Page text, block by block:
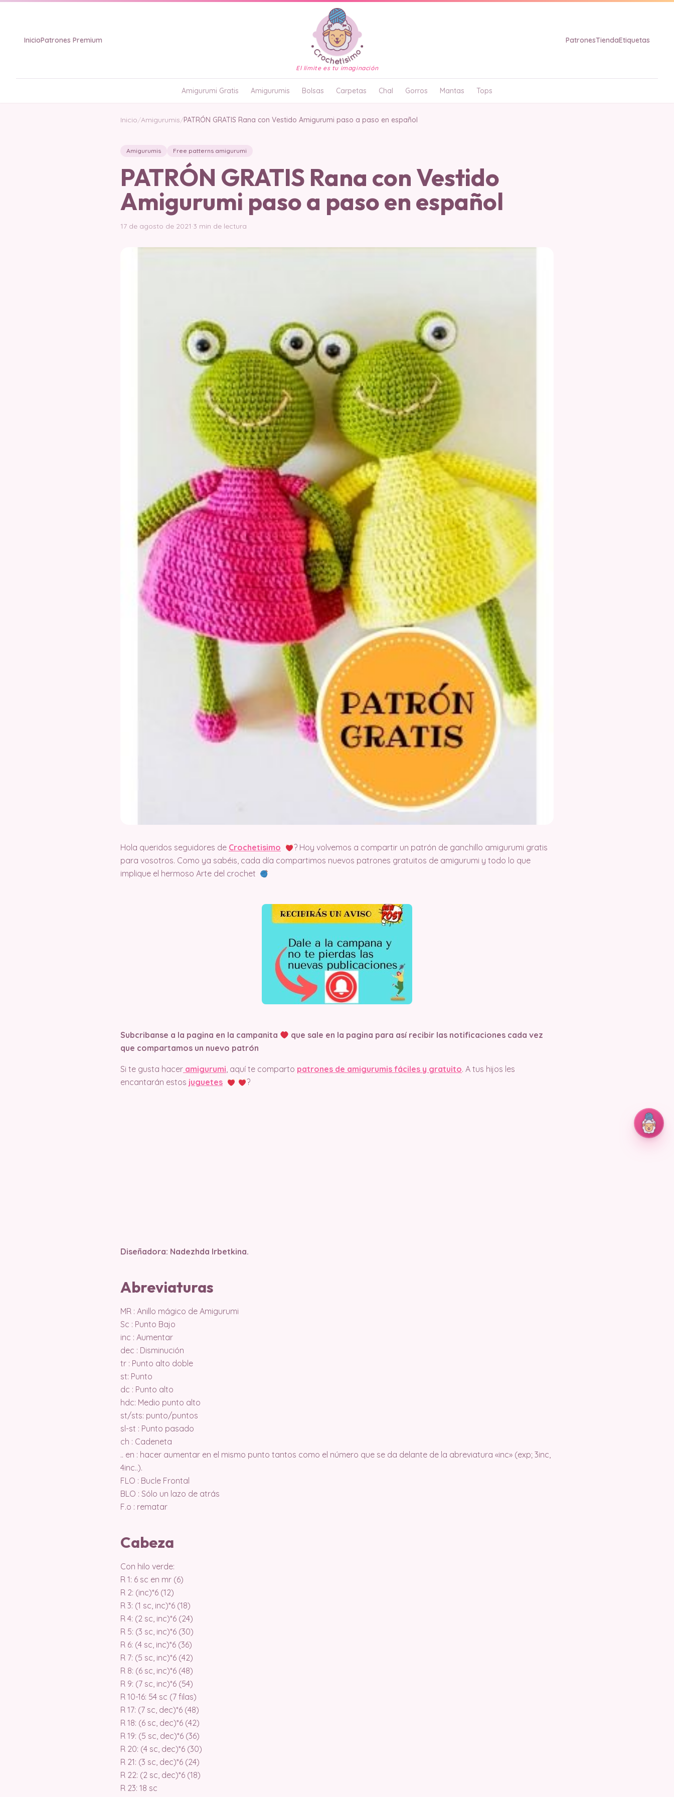
InicioPatrones Premium
El límite es tu imaginación
PatronesTiendaEtiquetas
Amigurumi Gratis Amigurumis Bolsas Carpetas Chal Gorros Mantas Tops
Inicio/Amigurumis/PATRÓN GRATIS Rana con Vestido Amigurumi paso a paso en español
Amigurumis Free patterns amigurumi
PATRÓN GRATIS Rana con Vestido
Amigurumi paso a paso en español
17 de agosto de 2021·3 min de lectura
Hola queridos seguidores de Crochetisimo
? Hoy volvemos a compartir un patrón de ganchillo amigurumi gratis
para vosotros. Como ya sabéis, cada día compartimos nuevos patrones gratuitos de amigurumi y todo lo que
implique el hermoso Arte del crochet
Subcribanse a la pagina en la campanita que sale en la pagina para así recibir las notificaciones cada vez
que compartamos un nuevo patrón
Si te gusta hacer amigurumi, aquí te comparto patrones de amigurumis fáciles y gratuito. A tus hijos les
encantarán estos juguetes ?
Diseñadora: Nadezhda Irbetkina.
Abreviaturas
MR : Anillo mágico de Amigurumi
Sc : Punto Bajo
inc : Aumentar
dec : Disminución
tr : Punto alto doble
st: Punto
dc : Punto alto
hdc: Medio punto alto
st/sts: punto/puntos
sl-st : Punto pasado
ch : Cadeneta
.. en : hacer aumentar en el mismo punto tantos como el número que se da delante de la abreviatura «inc» (exp; 3inc,
4inc..).
FLO : Bucle Frontal
BLO : Sólo un lazo de atrás
F.o : rematar
Cabeza
Con hilo verde:
R 1: 6 sc en mr (6)
R 2: (inc)*6 (12)
R 3: (1 sc, inc)*6 (18)
R 4: (2 sc, inc)*6 (24)
R 5: (3 sc, inc)*6 (30)
R 6: (4 sc, inc)*6 (36)
R 7: (5 sc, inc)*6 (42)
R 8: (6 sc, inc)*6 (48)
R 9: (7 sc, inc)*6 (54)
R 10-16: 54 sc (7 filas)
R 17: (7 sc, dec)*6 (48)
R 18: (6 sc, dec)*6 (42)
R 19: (5 sc, dec)*6 (36)
R 20: (4 sc, dec)*6 (30)
R 21: (3 sc, dec)*6 (24)
R 22: (2 sc, dec)*6 (18)
R 23: 18 sc